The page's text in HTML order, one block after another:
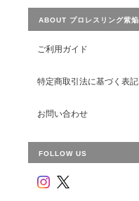
ABOUT プロレスリング紫焔
ご利用ガイド
特定商取引法に基づく表記
お問い合わせ
FOLLOW US